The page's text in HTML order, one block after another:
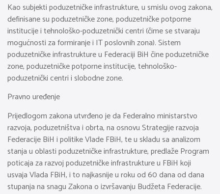
Kao subjekti poduzetničke infrastrukture, u smislu ovog zakona,
definisane su poduzetničke zone, poduzetničke potporne
institucije i tehnološko-poduzetnički centri (čime se stvaraju
mogućnosti za formiranje i IT poslovnih zona). Sistem
poduzetničke infrastrukture u Federaciji BiH čine poduzetničke
zone, poduzetničke potporne institucije, tehnološko-
poduzetnički centri i slobodne zone.
Pravno uređenje
Prijedlogom zakona utvrđeno je da Federalno ministarstvo
razvoja, poduzetništva i obrta, na osnovu Strategije razvoja
Federacije BiH i politike Vlade FBiH, te u skladu sa analizom
stanja u oblasti poduzetničke infrastrukture, predlaže Program
poticaja za razvoj poduzetničke infrastrukture u FBiH koji
usvaja Vlada FBiH, i to najkasnije u roku od 60 dana od dana
stupanja na snagu Zakona o izvršavanju Budžeta Federacije.